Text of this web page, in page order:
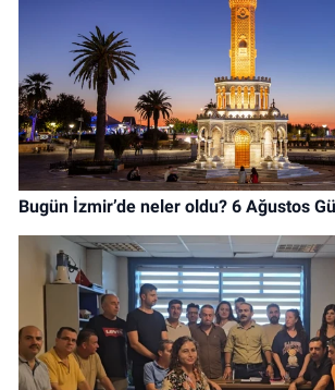
Bugün İzmir’de neler oldu? 6 Ağustos